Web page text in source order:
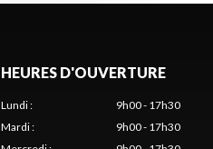
HEURES D'OUVERTURE
Lundi:
9h00 - 17h30
Mardi:
9h00 - 17h30